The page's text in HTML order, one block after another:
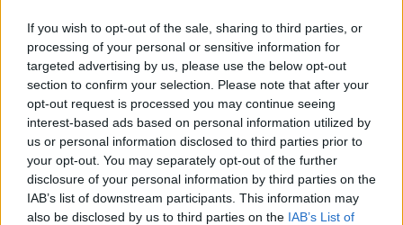
If you wish to opt-out of the sale, sharing to third parties, or
processing of your personal or sensitive information for
targeted advertising by us, please use the below opt-out
section to confirm your selection. Please note that after your
opt-out request is processed you may continue seeing
interest-based ads based on personal information utilized by
us or personal information disclosed to third parties prior to
your opt-out. You may separately opt-out of the further
disclosure of your personal information by third parties on the
IAB’s list of downstream participants. This information may
also be disclosed by us to third parties on the IAB’s List of
joissa jokaisessa oli 15-25 % osuus kaikista
katsojista kilpailua kohden.
Tapahtuman nettisivuliikenne kasvoi lähes
tuplasti edelliskauteen verrattuna, 460 000
sivunäyttöä, ja Live Centerin tilastot näyttävät,
että kilpailuja seurataan sekä livenä että
arkistosta, ei ainoastaan Euroopassa, vaan myös
maissa, kuten USA, Kanada, Brasilia ja Meksiko.